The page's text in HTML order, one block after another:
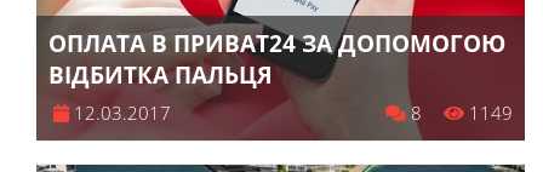
ОПЛАТА В ПРИВАТ24 ЗА ДОПОМОГОЮ
ВІДБИТКА ПАЛЬЦЯ
12.03.2017 1149
8